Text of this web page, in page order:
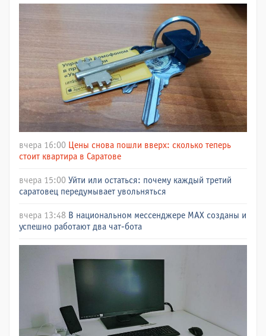
вчера 16:00 Цены снова пошли вверх: сколько теперь
стоит квартира в Саратове
вчера 15:00 Уйти или остаться: почему каждый третий
саратовец передумывает увольняться
вчера 13:48 В национальном мессенджере МАХ созданы и
успешно работают два чат-бота